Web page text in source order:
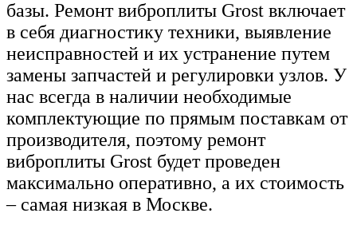
базы. Ремонт виброплиты Grost включает
в себя диагностику техники, выявление
неисправностей и их устранение путем
замены запчастей и регулировки узлов. У
нас всегда в наличии необходимые
комплектующие по прямым поставкам от
производителя, поэтому ремонт
виброплиты Grost будет проведен
максимально оперативно, а их стоимость
– самая низкая в Москве.